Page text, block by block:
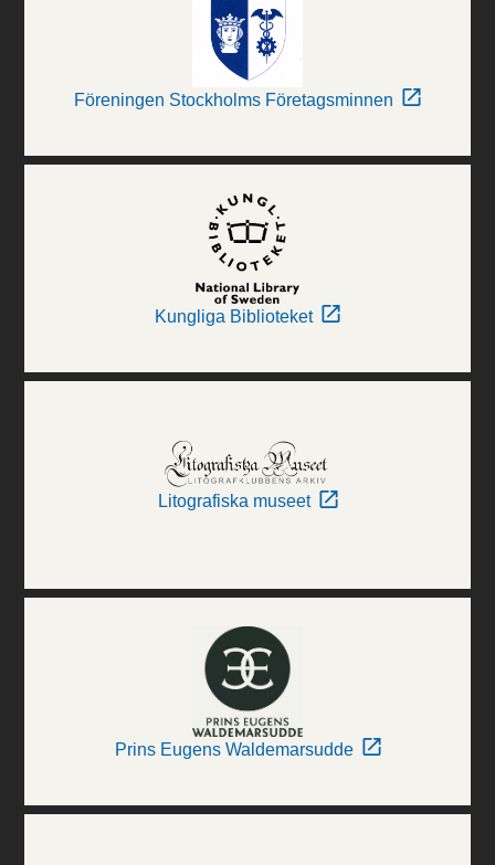
Föreningen Stockholms Företagsminnen
Kungliga Biblioteket
Litografiska museet
Prins Eugens Waldemarsudde